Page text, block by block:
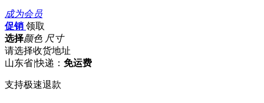
成为会员
促销 领取
选择颜色 尺寸
请选择收货地址
山东省|快递： 免运费
支持极速退款